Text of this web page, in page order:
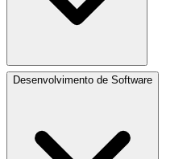
Desenvolvimento de Software